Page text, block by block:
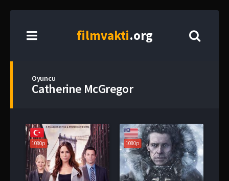
filmvakti.org
Oyuncu
Catherine McGregor
1080p 1080p